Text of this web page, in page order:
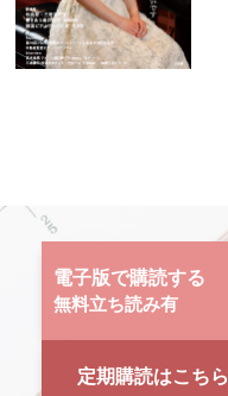
電子版で購読する
無料立ち読み有
定期購読はこちら